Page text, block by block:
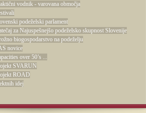
vodnik - varovana območja
podeželski parlament
za Najuspešnejšo podeželsko skupnost Slovenije
biogospodarstvo na podeželju
novice
over 50’s ...
SVARUN
ROAD
idej